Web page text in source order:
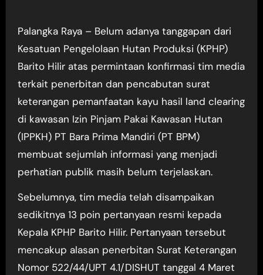
Palangka Raya – Belum adanya tanggapan dari
Kesatuan Pengelolaan Hutan Produksi (KPHP)
Barito Hilir atas permintaan konfirmasi tim media
terkait penerbitan dan pencabutan surat
keterangan pemanfaatan kayu hasil land clearing
di kawasan Izin Pinjam Pakai Kawasan Hutan
(IPPKH) PT Bara Prima Mandiri (PT BPM)
membuat sejumlah informasi yang menjadi
perhatian publik masih belum terjelaskan.
Sebelumnya, tim media telah disampaikan
sedikitnya 13 poin pertanyaan resmi kepada
Kepala KPHP Barito Hilir. Pertanyaan tersebut
mencakup alasan penerbitan Surat Keterangan
Nomor 522/44/UPT 4.1/DISHUT tanggal 4 Maret